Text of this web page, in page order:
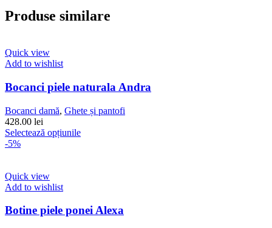
Produse similare
Quick view
Add to wishlist
Bocanci piele naturala Andra
Bocanci damă, Ghete și pantofi
428.00 lei
Selectează opțiunileAcest
pot
-5%
Quick view
Add to wishlist
Botine piele ponei Alexa